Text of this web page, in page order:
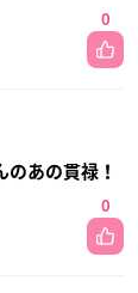
0
あの貫禄！
0